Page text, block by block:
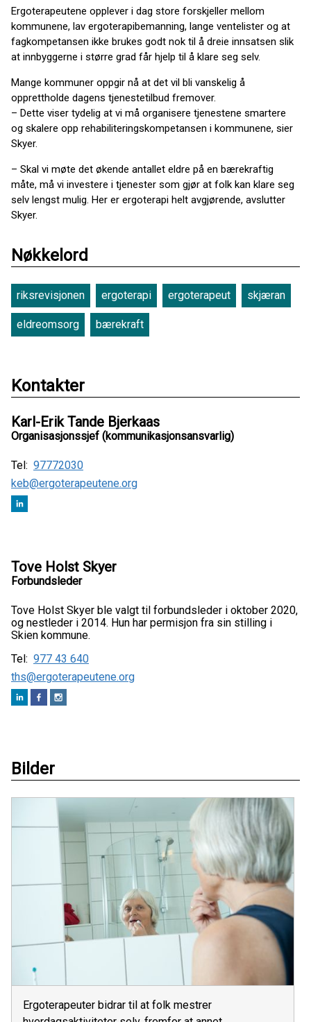
Ergoterapeutene opplever i dag store forskjeller mellom
kommunene, lav ergoterapibemanning, lange ventelister og at
fagkompetansen ikke brukes godt nok til å dreie innsatsen slik
at innbyggerne i større grad får hjelp til å klare seg selv.
Mange kommuner oppgir nå at det vil bli vanskelig å
opprettholde dagens tjenestetilbud fremover.
– Dette viser tydelig at vi må organisere tjenestene smartere
og skalere opp rehabiliteringskompetansen i kommunene, sier
Skyer.
– Skal vi møte det økende antallet eldre på en bærekraftig
måte, må vi investere i tjenester som gjør at folk kan klare seg
selv lengst mulig. Her er ergoterapi helt avgjørende, avslutter
Skyer.
Nøkkelord
riksrevisjonen ergoterapi ergoterapeut skjæran
eldreomsorg bærekraft
Kontakter
Karl-Erik Tande Bjerkaas
Organisasjonssjef (kommunikasjonsansvarlig)
Tel: 97772030
keb@ergoterapeutene.org
Tove Holst Skyer
Forbundsleder
Tove Holst Skyer ble valgt til forbundsleder i oktober 2020,
og nestleder i 2014. Hun har permisjon fra sin stilling i
Skien kommune.
Tel: 977 43 640
ths@ergoterapeutene.org
Bilder
Ergoterapeuter bidrar til at folk mestrer